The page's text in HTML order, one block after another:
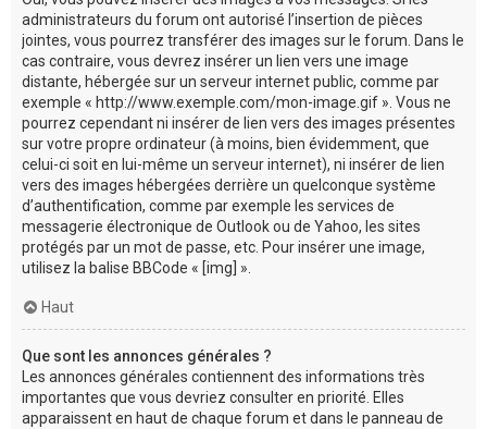
administrateurs du forum ont autorisé l’insertion de pièces
jointes, vous pourrez transférer des images sur le forum. Dans le
cas contraire, vous devrez insérer un lien vers une image
distante, hébergée sur un serveur internet public, comme par
exemple « http://www.exemple.com/mon-image.gif ». Vous ne
pourrez cependant ni insérer de lien vers des images présentes
sur votre propre ordinateur (à moins, bien évidemment, que
celui-ci soit en lui-même un serveur internet), ni insérer de lien
vers des images hébergées derrière un quelconque système
d’authentification, comme par exemple les services de
messagerie électronique de Outlook ou de Yahoo, les sites
protégés par un mot de passe, etc. Pour insérer une image,
utilisez la balise BBCode « [img] ».
Haut
Que sont les annonces générales ?
Les annonces générales contiennent des informations très
importantes que vous devriez consulter en priorité. Elles
apparaissent en haut de chaque forum et dans le panneau de